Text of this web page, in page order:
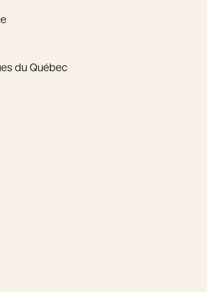
du Québec